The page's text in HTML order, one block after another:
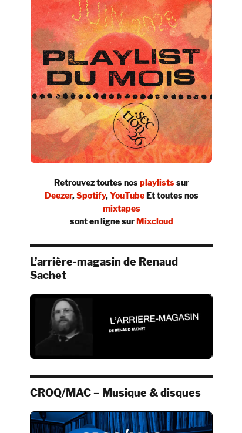
Retrouvez toutes nosplaylistssur
Deezer,Spotify,YouTubeEt toutes nos
mixtapes
sont en ligne surMixcloud
L’arrière-magasin de Renaud
Sachet
CROQ/MAC – Musique & disques